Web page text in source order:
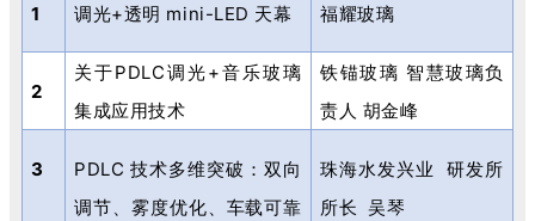
1 调光+透明 mini-LED 天幕 福耀玻璃
2
关于PDLC调光+音乐玻璃
集成应用技术
铁锚玻璃 智慧玻璃负
责人 胡金峰
3 PDLC技术多维突破：双向
调节、雾度优化、车载可靠
珠海水发兴业
研发所
所长 吴琴